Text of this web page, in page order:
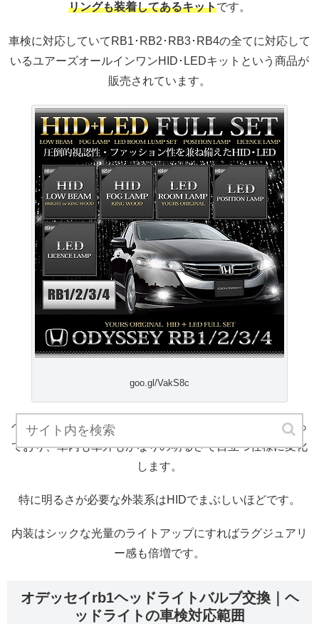
リングも装着してあるキットです。
車検に対応していてRB1･RB2･RB3･RB4の全てに対応して
いるユアーズオールインワンHID･LEDキットという商品が
販売されています。
goo.gl/VakS8c
ヘッドライトからフォグ、ルームランプまでセットになっ
ており、車内も車外もかなりの明るさで目立つ仕様に変化
します。
特に明るさが必要な外装系はHIDでまぶしいほどです。
内装はシックな光量のライトアップにすればラグジュアリ
ー感も倍増です。
オデッセイrb1ヘッドライトバルブ交換｜ヘ
ッドライトの車検対応範囲